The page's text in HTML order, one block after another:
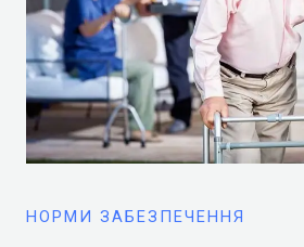
НОРМИ ЗАБЕЗПЕЧЕННЯ